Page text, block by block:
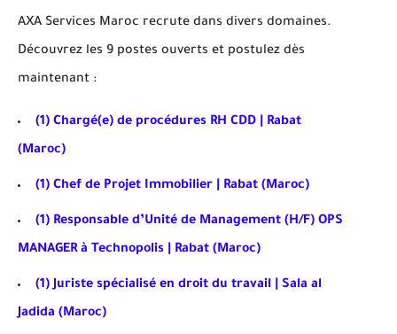
AXA Services Maroc recrute dans divers domaines.
Découvrez les 9 postes ouverts et postulez dès
maintenant :
(1) Chargé(e) de procédures RH CDD | Rabat
(Maroc)
(1) Chef de Projet Immobilier | Rabat (Maroc)
(1) Responsable d’Unité de Management (H/F) OPS
MANAGER à Technopolis | Rabat (Maroc)
(1) Juriste spécialisé en droit du travail | Sala al
Jadida (Maroc)